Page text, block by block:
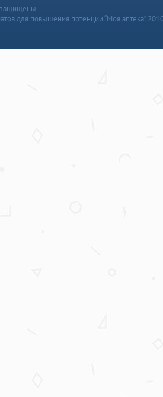
защищены
для повышения потенции “Моя аптека”